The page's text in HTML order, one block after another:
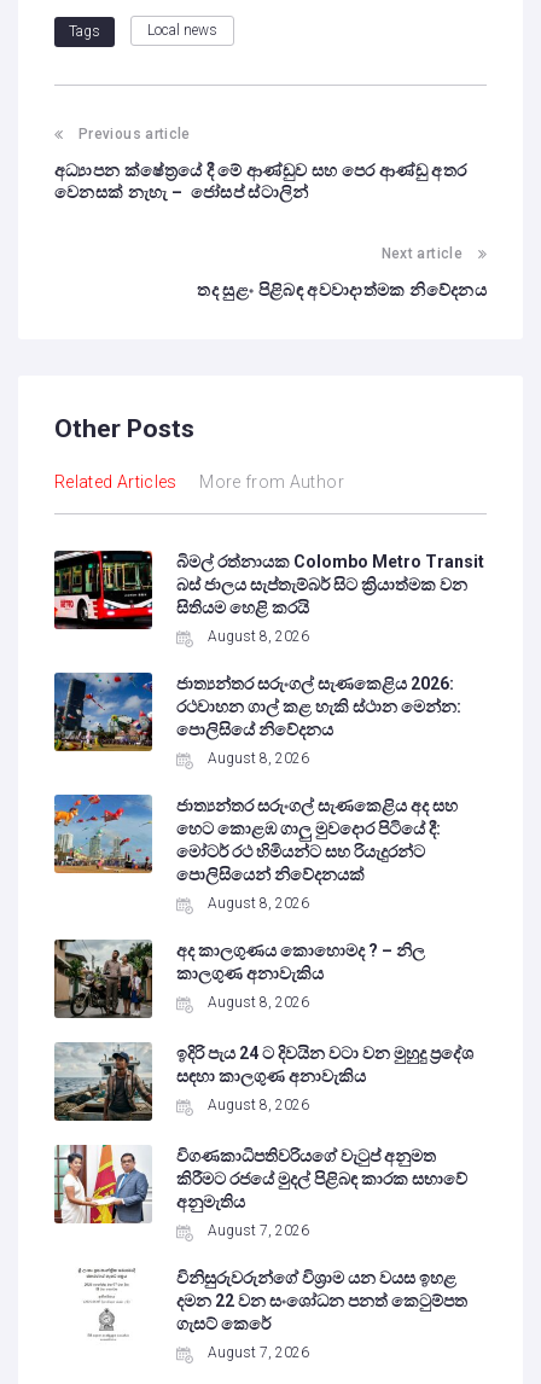
Tags Local news
Previous article
අධ්‍යාපන ක්ෂේත්‍රයේ දී මේ ආණ්ඩුව සහ පෙර ආණ්ඩු අතර
වෙනසක් නැහැ – ජෝසප් ස්ටාලින්
Next article
තද සුළං පිළිබඳ අවවාදාත්මක නිවේදනය
Other Posts
Related Articles More from Author
බිමල් රත්නායක Colombo Metro Transit
බස් ජාලය සැප්තැම්බර් සිට ක්‍රියාත්මක වන
සිතියම හෙළි කරයි
August 8, 2026
ජාත්‍යන්තර සරුංගල් සැණකෙළිය 2026:
රථවාහන ගාල් කළ හැකි ස්ථාන මෙන්න:
පොලිසියේ නිවේදනය
August 8, 2026
ජාත්‍යන්තර සරුංගල් සැණකෙළිය අද සහ
හෙට කොළඹ ගාලු මුවදොර පිටියේ දී:
මෝටර් රථ හිමියන්ට සහ රියැදුරන්ට
පොලිසියෙන් නිවේදනයක්
August 8, 2026
අද කාලගුණය කොහොමද ? – නිල
කාලගුණ අනාවැකිය
August 8, 2026
ඉදිරි පැය 24 ට දිවයින වටා වන මුහුදු ප්‍රදේශ
සඳහා කාලගුණ අනාවැකිය
August 8, 2026
විගණකාධිපතිවරියගේ වැටුප් අනුමත
කිරීමට රජයේ මුදල් පිළිබඳ කාරක සභාවේ
අනුමැතිය
August 7, 2026
විනිසුරුවරුන්ගේ විශ්‍රාම යන වයස ඉහළ
දමන 22 වන සංශෝධන පනත් කෙටුම්පත
ගැසට් කෙරේ
August 7, 2026